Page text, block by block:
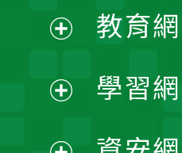
選
單
開
選
單
開
教育
學習